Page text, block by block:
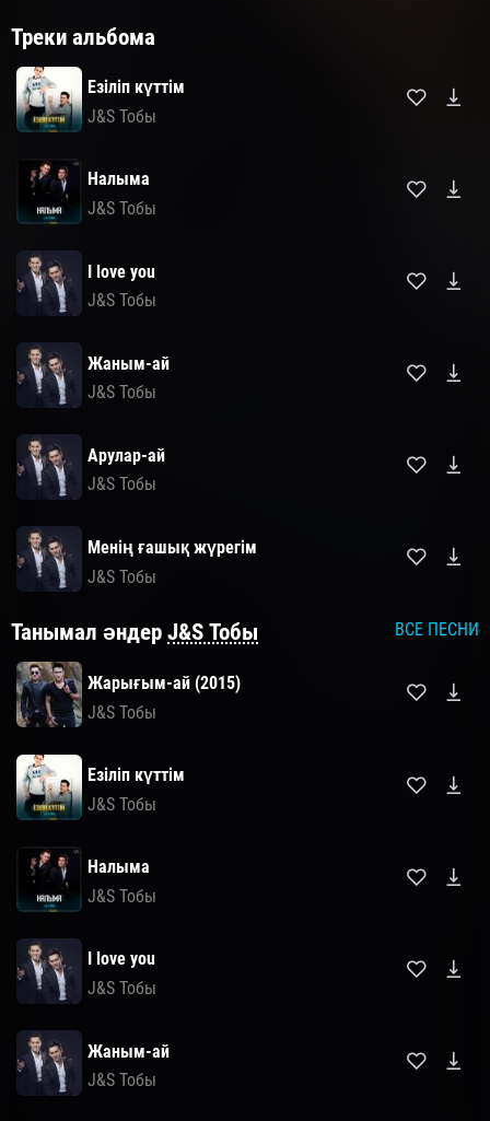
Треки альбома
Езіліп күттім
J&S Тобы
Налыма
J&S Тобы
I love you
J&S Тобы
Жаным-ай
J&S Тобы
Арулар-ай
J&S Тобы
Менің ғашық жүрегім
J&S Тобы
Танымал әндер J&S Тобы ВСЕ ПЕСНИ
Жарығым-ай (2015)
J&S Тобы
Езіліп күттім
J&S Тобы
Налыма
J&S Тобы
I love you
J&S Тобы
Жаным-ай
J&S Тобы